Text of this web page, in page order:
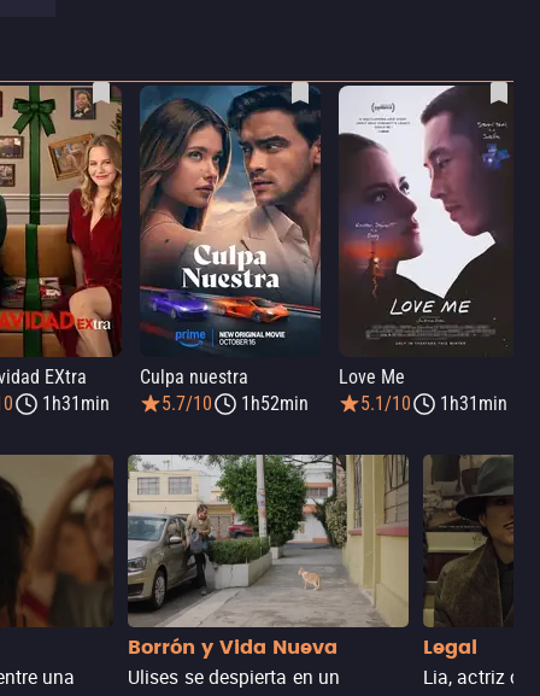
EXtra
1h31min
Culpa nuestra
5.7/10
1h52min
Love Me
5.1/10
1h31min
una
Borrón y Vida Nueva
Ulises se despierta en un
Legal
Lia, actriz